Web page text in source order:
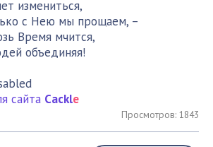
измениться,
с Нею мы прощаем, –
Время мчится,
объединяя!
сайта Cackle
Просмотров: 1843